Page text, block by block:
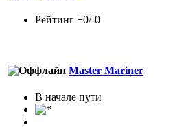
Рейтинг +0/-0
Master Mariner
В начале пути